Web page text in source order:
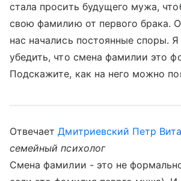
стала просить будущего мужа,
свою фамилию от первого брака.
нас начались постоянные споры.
убедить, что смена фамилии это
Подскажите, как на него можно
ОтвечаетДмитриевский Петр
семейный психолог
Смена фамилии - это не